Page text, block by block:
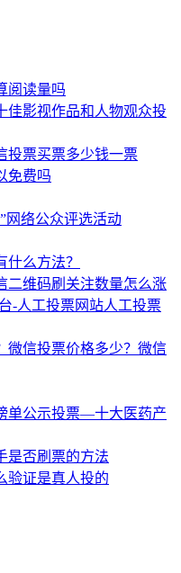
阅读量吗
佳影视作品和人物观众投
投票买票多少钱一票
免费吗
网络公众评选活动
么方法？
二维码刷关注数量怎么涨
-人工投票网站人工投票
微信投票价格多少？微信
单公示投票—十大医药产
是否刷票的方法
验证是真人投的